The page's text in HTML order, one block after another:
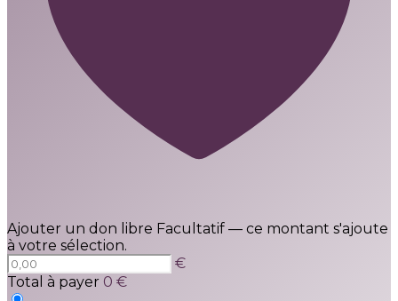
Ajouter un don libre Facultatif — ce montant s'ajoute
à votre sélection.
€
Total à payer 0 €